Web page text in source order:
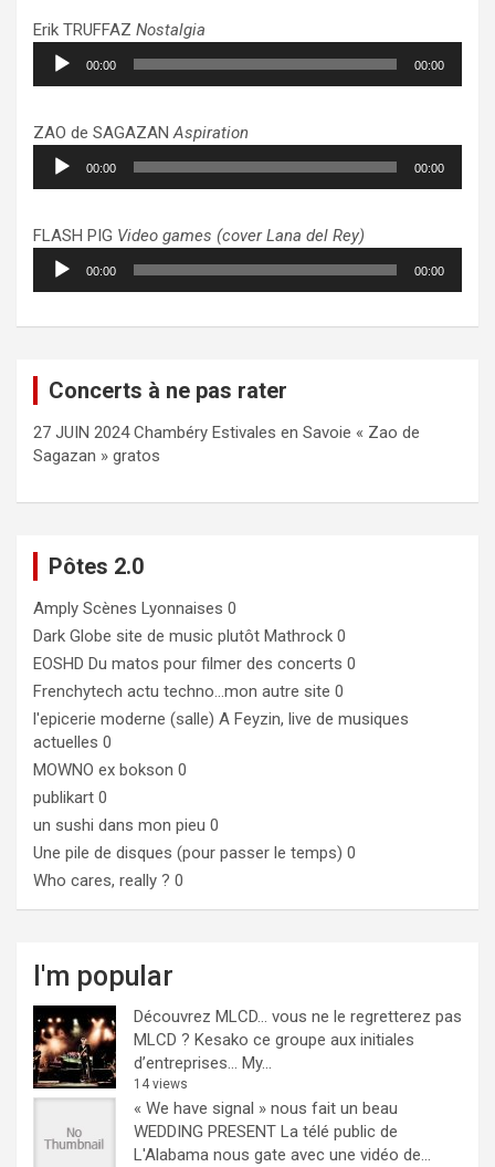
Erik TRUFFAZ Nostalgia
Lecteur
audio
00:00 00:00
ZAO de SAGAZANAspiration
Lecteur
audio
00:00 00:00
FLASH PIG Video games (cover Lana del Rey)
Lecteur
audio
00:00 00:00
Concerts à ne pas rater
27 JUIN 2024 Chambéry Estivales en Savoie « Zao de
Sagazan » gratos
Pôtes 2.0
Amply Scènes Lyonnaises 0
Dark Globe site de music plutôt Mathrock 0
EOSHD Du matos pour filmer des concerts 0
Frenchytech actu techno…mon autre site 0
l'epicerie moderne (salle) A Feyzin, live de musiques
actuelles 0
MOWNO ex bokson 0
publikart 0
un sushi dans mon pieu 0
Une pile de disques (pour passer le temps) 0
Who cares, really ? 0
I'm popular
Découvrez MLCD… vous ne le regretterez pas
MLCD ? Kesako ce groupe aux initiales
d’entreprises… My...
14 views
« We have signal » nous fait un beau
WEDDING PRESENT La télé public de
L'Alabama nous gate avec une vidéo de...